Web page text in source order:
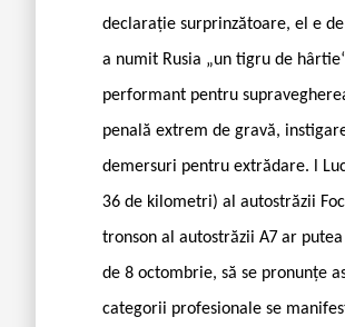
declarație surprinzătoare, el e
a numit Rusia „un tigru de
performant pentru
penală extrem de gravă,
demersuri pentru extrădare. l
36 de kilometri) al autostrăzii
tronson al autostrăzii A7 ar
de 8 octombrie, să se pronunțe
categorii profesionale se